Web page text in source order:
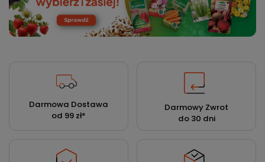
Darmowa Dostawa
od 99 zł*
Darmowy Zwrot
do 30 dni